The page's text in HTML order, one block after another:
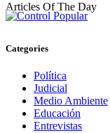
Articles Of The Day
Categories
Política
Judicial
Medio Ambiente
Educación
Entrevistas